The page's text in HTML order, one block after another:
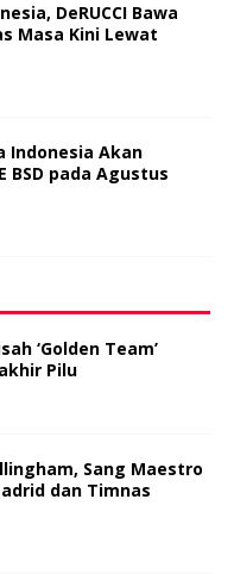
DeRUCCI Bawa
Masa Kini Lewat
Indonesia Akan
BSD pada Agustus
‘Golden Team’
Pilu
Sang Maestro
dan Timnas